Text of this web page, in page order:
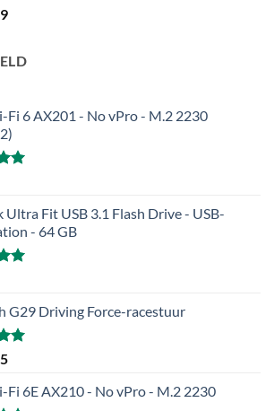
Fi 6 AX201 - No vPro - M.2 2230
Ultra Fit USB 3.1 Flash Drive - USB-
- 64 GB
G29 Driving Force-racestuur
Fi 6E AX210 - No vPro - M.2 2230